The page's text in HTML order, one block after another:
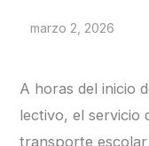
marzo 2, 2026
A horas del inicio
lectivo, el servicio
transporte escolar